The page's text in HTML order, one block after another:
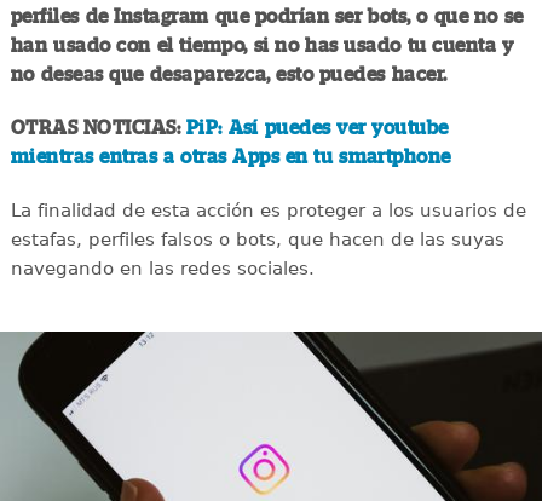
perfiles de Instagram que podrían ser bots, o que no se
han usado con el tiempo, si no has usado tu cuenta y
no deseas que desaparezca, esto puedes hacer.
OTRAS NOTICIAS: PiP: Así puedes ver youtube
mientras entras a otras Apps en tu smartphone
La finalidad de esta acción es proteger a los usuarios de
estafas, perfiles falsos o bots, que hacen de las suyas
navegando en las redes sociales.